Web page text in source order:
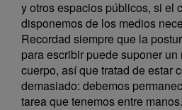
y otros espacios públicos, si el
disponemos de los medios
Recordad siempre que la
para escribir puede suponer
cuerpo, así que tratad de estar
demasiado: debemos
tarea que tenemos entre manos.